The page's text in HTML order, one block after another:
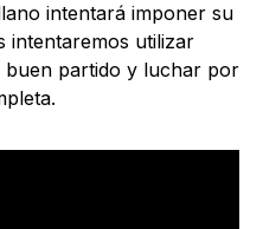
intentará imponer su
intentaremos utilizar
partido y luchar por